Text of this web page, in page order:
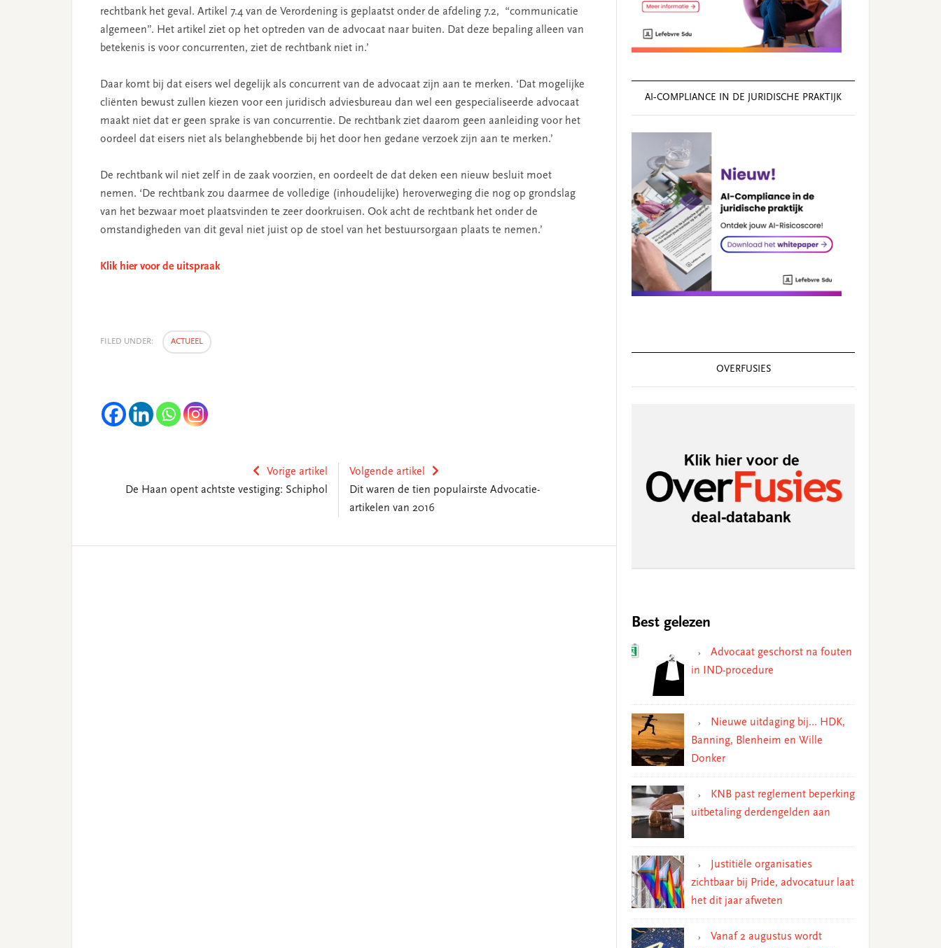
rechtbank het geval. Artikel 7.4 van de Verordening is geplaatst onder de afdeling 7.2, “communicatie
algemeen”. Het artikel ziet op het optreden van de advocaat naar buiten. Dat deze bepaling alleen van
betekenis is voor concurrenten, ziet de rechtbank niet in.’
Daar komt bij dat eisers wel degelijk als concurrent van de advocaat zijn aan te merken. ‘Dat mogelijke
cliënten bewust zullen kiezen voor een juridisch adviesbureau dan wel een gespecialiseerde advocaat
maakt niet dat er geen sprake is van concurrentie. De rechtbank ziet daarom geen aanleiding voor het
oordeel dat eisers niet als belanghebbende bij het door hen gedane verzoek zijn aan te merken.’
De rechtbank wil niet zelf in de zaak voorzien, en oordeelt de dat deken een nieuw besluit moet
nemen. ‘De rechtbank zou daarmee de volledige (inhoudelijke) heroverweging die nog op grondslag
van het bezwaar moet plaatsvinden te zeer doorkruisen. Ook acht de rechtbank het onder de
omstandigheden van dit geval niet juist op de stoel van het bestuursorgaan plaats te nemen.’
Klik hier voor de uitspraak
FILED UNDER: ACTUEEL
Vorige artikel
De Haan opent achtste vestiging: Schiphol
Volgende artikel
Dit waren de tien populairste Advocatie-
artikelen van 2016
AI‑COMPLIANCE IN DE JURIDISCHE PRAKTIJK
OVERFUSIES
Best gelezen
Advocaat geschorst na fouten
in IND-procedure
Nieuwe uitdaging bij… HDK,
Banning, Blenheim en Wille
Donker
KNB past reglement beperking
uitbetaling derdengelden aan
Justitiële organisaties
zichtbaar bij Pride, advocatuur laat
het dit jaar afweten
Vanaf 2 augustus wordt